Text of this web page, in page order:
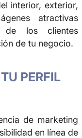
interior, exterior,
atractivas
de los clientes
de tu negocio.
PERFIL
de marketing
en línea de